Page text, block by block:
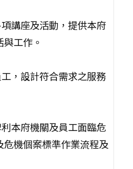
講座及活動，提供本府
工作。
，設計符合需求之服務
本府機關及員工面臨危
機個案標準作業流程及